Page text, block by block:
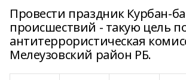
Провести праздник Курбан-
происшествий - такую цель
антитеррористическая
Мелеузовский район РБ.